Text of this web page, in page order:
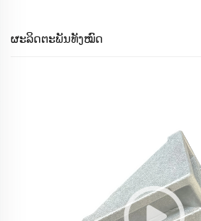
ຜະລິດຕະພັນທັງໝົດ